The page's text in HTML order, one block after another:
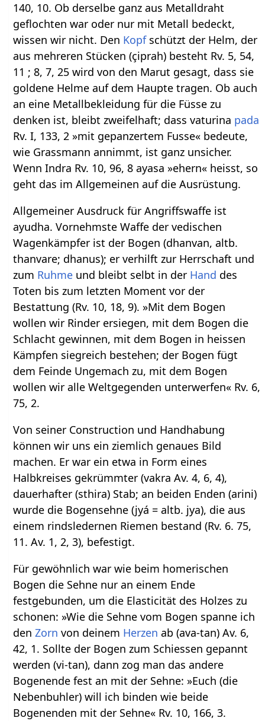
140, 10. Ob derselbe ganz aus Metalldraht
geflochten war oder nur mit Metall bedeckt,
wissen wir nicht. Den Kopfschützt der Helm, der
aus mehreren Stücken (çiprah) besteht Rv. 5, 54,
11 ; 8, 7, 25 wird von den Marut gesagt, dass sie
goldene Helme auf dem Haupte tragen. Ob auch
an eine Metallbekleidung für die Füsse zu
denken ist, bleibt zweifelhaft; dass vaturina pada
Rv. I, 133, 2 »mit gepanzertem Fusse« bedeute,
wie Grassmann annimmt, ist ganz unsicher.
Wenn Indra Rv. 10, 96, 8 ayasa »ehern« heisst, so
geht das im Allgemeinen auf die Ausrüstung.
Allgemeiner Ausdruck für Angriffswaffe ist
ayudha. Vornehmste Waffe der vedischen
Wagenkämpfer ist der Bogen (dhanvan, altb.
thanvare; dhanus); er verhilft zur Herrschaft und
zum Ruhme und bleibt selbt in der Hand des
Toten bis zum letzten Moment vor der
Bestattung (Rv. 10, 18, 9). »Mit dem Bogen
wollen wir Rinder ersiegen, mit dem Bogen die
Schlacht gewinnen, mit dem Bogen in heissen
Kämpfen siegreich bestehen; der Bogen fügt
dem Feinde Ungemach zu, mit dem Bogen
wollen wir alle Weltgegenden unterwerfen« Rv. 6,
75, 2.
Von seiner Construction und Handhabung
können wir uns ein ziemlich genaues Bild
machen. Er war ein etwa in Form eines
Halbkreises gekrümmter (vakra Av. 4, 6, 4),
dauerhafter (sthira) Stab; an beiden Enden (arini)
wurde die Bogensehne (jyá = altb. jya), die aus
einem rindsledernen Riemen bestand (Rv. 6. 75,
11. Av. 1, 2, 3), befestigt.
Für gewöhnlich war wie beim homerischen
Bogen die Sehne nur an einem Ende
festgebunden, um die Elasticität des Holzes zu
schonen: »Wie die Sehne vom Bogen spanne ich
denZorn von deinem Herzen ab (ava-tan) Av. 6,
42, 1. Sollte der Bogen zum Schiessen gepannt
werden (vi-tan), dann zog man das andere
Bogenende fest an mit der Sehne: »Euch (die
Nebenbuhler) will ich binden wie beide
Bogenenden mit der Sehne« Rv. 10, 166, 3.